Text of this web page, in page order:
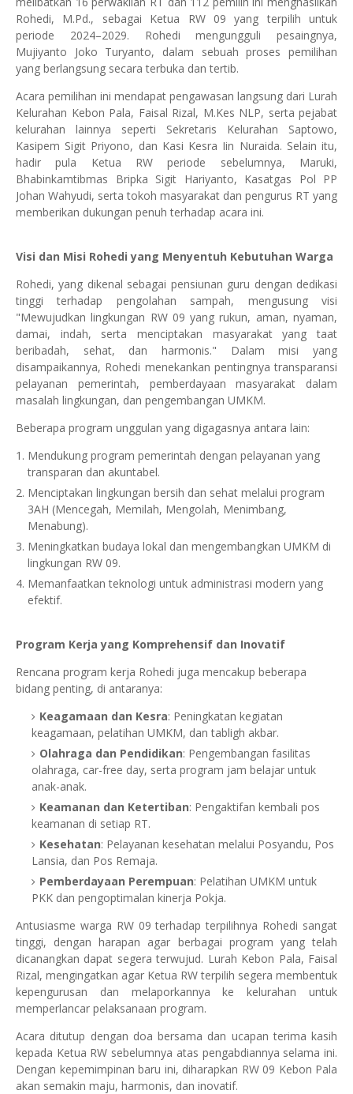
Rohedi, M.Pd., sebagai Ketua RW 09 yang terpilih untuk
periode 2024–2029. Rohedi mengungguli pesaingnya,
Mujiyanto Joko Turyanto, dalam sebuah proses pemilihan
yang berlangsung secara terbuka dan tertib.
Acara pemilihan ini mendapat pengawasan langsung dari Lurah
Kelurahan Kebon Pala, Faisal Rizal, M.Kes NLP, serta pejabat
kelurahan lainnya seperti Sekretaris Kelurahan Saptowo,
Kasipem Sigit Priyono, dan Kasi Kesra Iin Nuraida. Selain itu,
hadir pula Ketua RW periode sebelumnya, Maruki,
Bhabinkamtibmas Bripka Sigit Hariyanto, Kasatgas Pol PP
Johan Wahyudi, serta tokoh masyarakat dan pengurus RT yang
memberikan dukungan penuh terhadap acara ini.
Visi dan Misi Rohedi yang Menyentuh Kebutuhan Warga
Rohedi, yang dikenal sebagai pensiunan guru dengan dedikasi
tinggi terhadap pengolahan sampah, mengusung visi
"Mewujudkan lingkungan RW 09 yang rukun, aman, nyaman,
damai, indah, serta menciptakan masyarakat yang taat
beribadah, sehat, dan harmonis." Dalam misi yang
disampaikannya, Rohedi menekankan pentingnya transparansi
pelayanan pemerintah, pemberdayaan masyarakat dalam
masalah lingkungan, dan pengembangan UMKM.
Beberapa program unggulan yang digagasnya antara lain:
Mendukung program pemerintah dengan pelayanan yang
transparan dan akuntabel.
Menciptakan lingkungan bersih dan sehat melalui program
3AH (Mencegah, Memilah, Mengolah, Menimbang,
Menabung).
Meningkatkan budaya lokal dan mengembangkan UMKM di
lingkungan RW 09.
Memanfaatkan teknologi untuk administrasi modern yang
efektif.
Program Kerja yang Komprehensif dan Inovatif
Rencana program kerja Rohedi juga mencakup beberapa
bidang penting, di antaranya:
Keagamaan dan Kesra: Peningkatan kegiatan
keagamaan, pelatihan UMKM, dan tabligh akbar.
Olahraga dan Pendidikan: Pengembangan fasilitas
olahraga, car-free day, serta program jam belajar untuk
anak-anak.
Keamanan dan Ketertiban: Pengaktifan kembali pos
keamanan di setiap RT.
Kesehatan: Pelayanan kesehatan melalui Posyandu, Pos
Lansia, dan Pos Remaja.
Pemberdayaan Perempuan: Pelatihan UMKM untuk
PKK dan pengoptimalan kinerja Pokja.
Antusiasme warga RW 09 terhadap terpilihnya Rohedi sangat
tinggi, dengan harapan agar berbagai program yang telah
dicanangkan dapat segera terwujud. Lurah Kebon Pala, Faisal
Rizal, mengingatkan agar Ketua RW terpilih segera membentuk
kepengurusan dan melaporkannya ke kelurahan untuk
memperlancar pelaksanaan program.
Acara ditutup dengan doa bersama dan ucapan terima kasih
kepada Ketua RW sebelumnya atas pengabdiannya selama ini.
Dengan kepemimpinan baru ini, diharapkan RW 09 Kebon Pala
akan semakin maju, harmonis, dan inovatif.